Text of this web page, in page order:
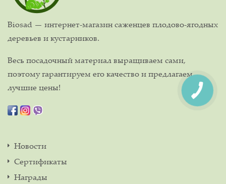
Biosad — интернет-магазин саженцев плодово-ягодных
деревьев и кустарников.
Весь посадочный материал выращиваем сами,
поэтому гарантируем его качество и предлагаем
лучшие цены!
Новости
Сертификаты
Награды